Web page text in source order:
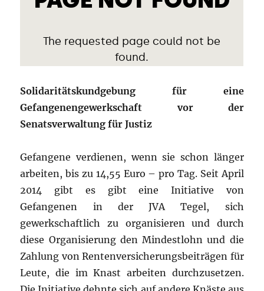
Solidaritätskundgebung für eine
Gefangenengewerkschaft vor der
Senatsverwaltung für Justiz
Gefangene verdienen, wenn sie schon länger
arbeiten, bis zu 14,55 Euro – pro Tag. Seit April
2014 gibt es gibt eine Initiative von
Gefangenen in der JVA Tegel, sich
gewerkschaftlich zu organisieren und durch
diese Organisierung den Mindestlohn und die
Zahlung von Rentenversicherungsbeiträgen für
Leute, die im Knast arbeiten durchzusetzen.